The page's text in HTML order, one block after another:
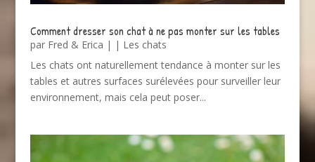
Comment dresser son chat à ne pas monter sur les tables
par Fred & Erica | | Les chats
Les chats ont naturellement tendance à monter sur les
tables et autres surfaces surélevées pour surveiller leur
environnement, mais cela peut poser...